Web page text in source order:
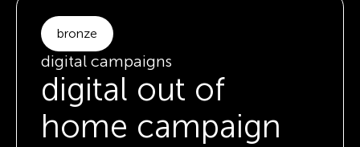
bronze
digital campaigns
digital out of
home campaign